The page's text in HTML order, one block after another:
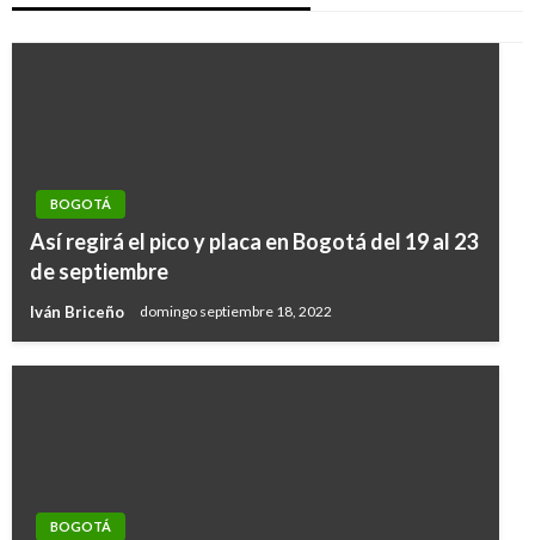
BOGOTÁ
Así regirá el pico y placa en Bogotá del 19 al 23
de septiembre
Iván Briceño domingo septiembre 18, 2022
BOGOTÁ